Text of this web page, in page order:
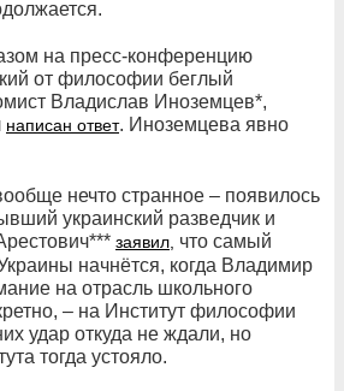
на пресс-конференцию
от философии беглый
Владислав Иноземцев*,
написан ответ. Иноземцева явно
нечто странное – появилось
украинский разведчик и
заявил, что самый
начнётся, когда Владимир
на отрасль школьного
– на Институт философии
удар откуда не ждали, но
тогда устояло.